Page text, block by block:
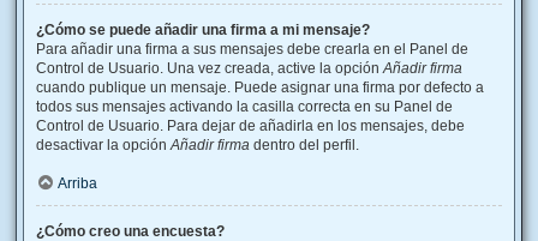
¿Cómo se puede añadir una firma a mi mensaje?
Para añadir una firma a sus mensajes debe crearla en el Panel de
Control de Usuario. Una vez creada, active la opciónAñadir firma
cuando publique un mensaje. Puede asignar una firma por defecto a
todos sus mensajes activando la casilla correcta en su Panel de
Control de Usuario. Para dejar de añadirla en los mensajes, debe
desactivar la opciónAñadir firma dentro del perfil.
Arriba
¿Cómo creo una encuesta?